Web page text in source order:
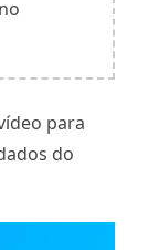
para
do